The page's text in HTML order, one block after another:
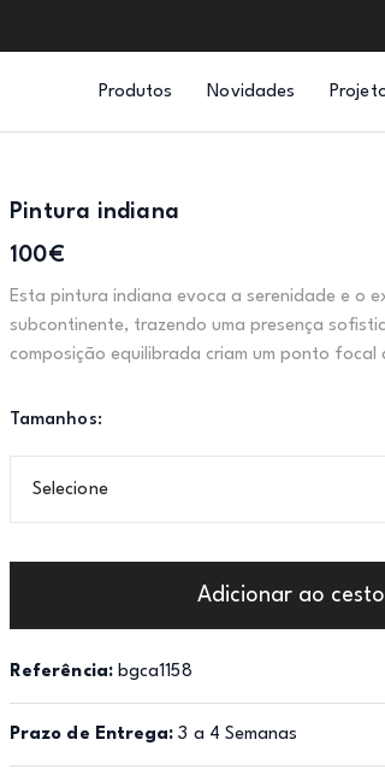
Produtos Novidades
Pintura indiana
100€
Esta pintura indiana evoca a serenidade e o
subcontinente, trazendo uma presença
composição equilibrada criam um ponto focal
Tamanhos:
Selecione
Adicionar ao cesto
Referência: bgca1158
Prazo de Entrega: 3 a 4 Semanas